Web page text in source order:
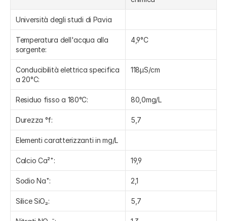
Università degli studi di Pavia
Temperatura dell'acqua alla
sorgente:
4,9°C
Conducibilità elettrica specifica
a 20°C:
118μS/cm
Residuo fisso a 180°C: 80,0mg/L
Durezza °f: 5,7
Elementi caratterizzanti in mg/L
Calcio Ca²⁺: 19,9
Sodio Na⁺: 2,1
Silice SiO₂: 5,7